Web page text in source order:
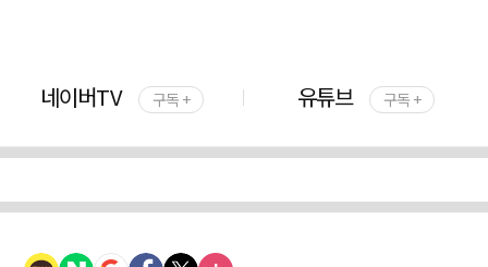
네이버TV 구독 + 유튜브 구독 +